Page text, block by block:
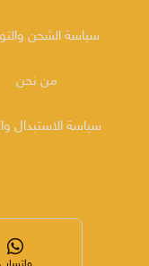
سياسة الشحن
من نحن
سياسة الاستبدال